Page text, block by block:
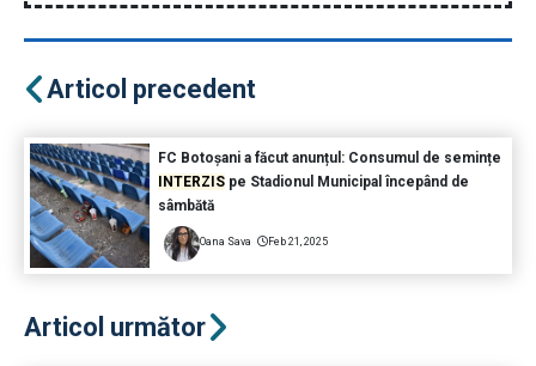
Articol precedent
FC Botoșani a făcut anunțul: Consumul de semințe
INTERZISpe Stadionul Municipal începând de
sâmbătă
Oana Sava Feb 21, 2025
Articol următor